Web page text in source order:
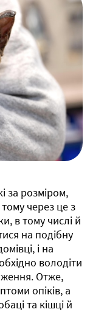
за розміром,
через це з
в тому числі й
на подібну
і на
володіти
Отже,
опіків, а
та кішці й